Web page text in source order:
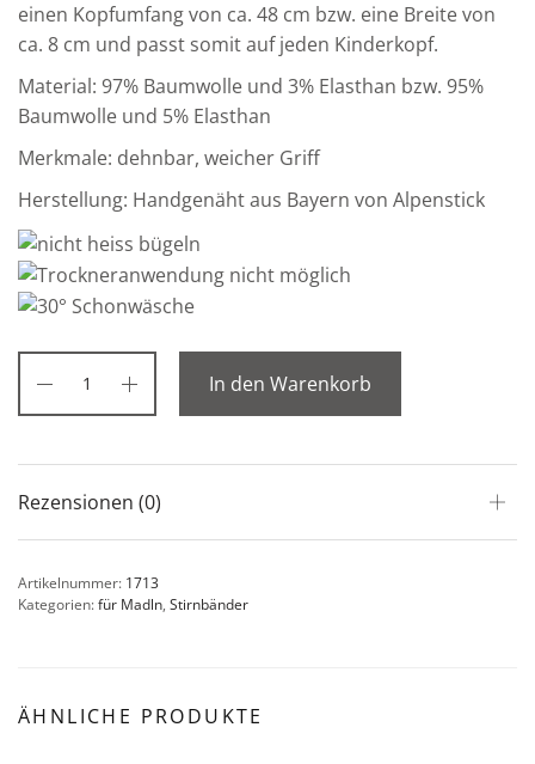
einen Kopfumfang von ca. 48 cm bzw. eine Breite von
ca. 8 cm und passt somit auf jeden Kinderkopf.
Material: 97% Baumwolle und 3% Elasthan bzw. 95%
Baumwolle und 5% Elasthan
Merkmale: dehnbar, weicher Griff
Herstellung: Handgenäht aus Bayern von Alpenstick
In den Warenkorb
Rezensionen (0)
Artikelnummer: 1713
Kategorien:für Madln, Stirnbänder
ÄHNLICHE PRODUKTE